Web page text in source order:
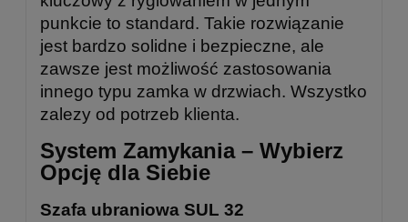
punkcie to standard. Takie rozwiązanie
jest bardzo solidne i bezpieczne, ale
zawsze jest możliwość zastosowania
innego typu zamka w drzwiach. Wszystko
zalezy od potrzeb klienta.
System Zamykania – Wybierz
Opcję dla Siebie
Szafa ubraniowa SUL 32